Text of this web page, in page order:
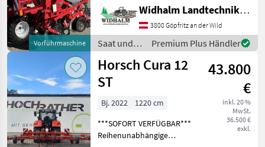
Vorführmaschine
Spuranreisser,
Gummidruckrollen, Mais,
pneumatisch,
Reihendüngerstreuer,
Rüben, elektr.
Überwachung -
Reihenweiten h
Widhalm Landtechnik GmbH
3800 Göpfritz an der Wild
Saat und
Pflege /
Horsch
Premium Plus Händler
Horsch Cura 12
ST
43.800
€
inkl. 20 %
MwSt.
36.500 €
exkl.
Bj. 2022
1220 cm
***SOFORT VERFÜGBAR***
Reihenunabhängige